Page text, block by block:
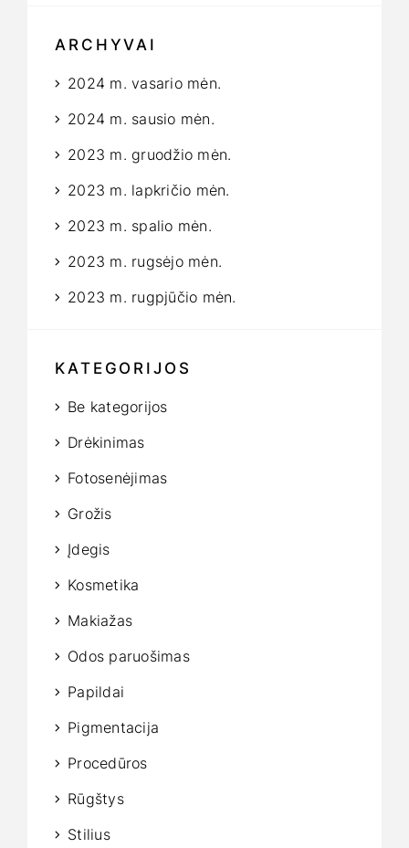
ARCHYVAI
2024 m. vasario mėn.
2024 m. sausio mėn.
2023 m. gruodžio mėn.
2023 m. lapkričio mėn.
2023 m. spalio mėn.
2023 m. rugsėjo mėn.
2023 m. rugpjūčio mėn.
KATEGORIJOS
Be kategorijos
Drėkinimas
Fotosenėjimas
Grožis
Įdegis
Kosmetika
Makiažas
Odos paruošimas
Papildai
Pigmentacija
Procedūros
Rūgštys
Stilius